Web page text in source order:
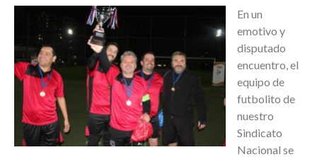
En un
emotivo y
disputado
encuentro, el
equipo de
futbolito de
nuestro
Sindicato
Nacional se